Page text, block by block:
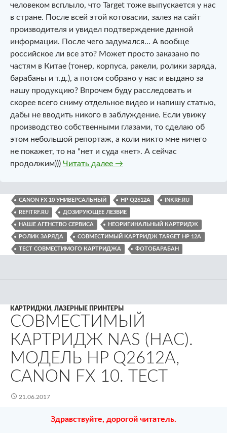
человеком всплыло, что Target тоже выпускается у нас
в стране. После всей этой котовасии, залез на сайт
производителя и увидел подтверждение данной
информации. После чего задумался... А вообще
российское ли все это? Может просто заказано по
частям в Китае (тонер, корпуса, ракели, ролики заряда,
барабаны и т.д.), а потом собрано у нас и выдано за
нашу продукцию? Впрочем буду расследовать и
скорее всего сниму отдельное видео и напишу статью,
дабы не вводить никого в заблуждение. Если увижу
производство собственными глазами, то сделаю об
этом небольшой репортаж, а коли никто мне ничего
не покажет, то на "нет и суда «нет». А сейчас
продолжим))) Читать далее Совместимый картридж
→
CANON FX 10 УНИВЕРСАЛЬНЫЙ HP Q2612A INKRF.RU
REFITRF.RU ДОЗИРУЮЩЕЕ ЛЕЗВИЕ
НАШЕ АГЕНСТВО СЕРВИСА НЕОРИГИНАЛЬНЫЙ КАРТРИДЖ
РОЛИК ЗАРЯДА СОВМЕСТИМЫЙ КАРТРИДЖ TARGET HP 12A
ТЕСТ СОВМЕСТИМОГО КАРТРИДЖА ФОТОБАРАБАН
КАРТРИДЖИ, ЛАЗЕРНЫЕ ПРИНТЕРЫ
СОВМЕСТИМЫЙ
КАРТРИДЖ NAS (НАС).
МОДЕЛЬ HP Q2612A,
CANON FX 10. ТЕСТ
21.06.2017
Здравствуйте, дорогой читатель.